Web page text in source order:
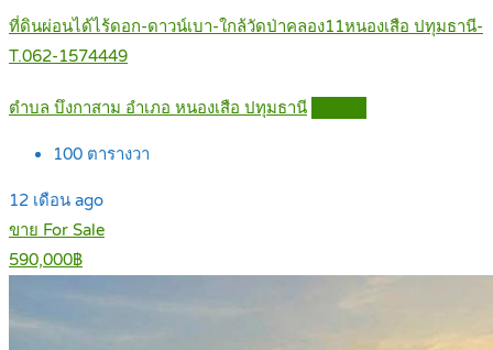
ที่ดินผ่อนได้ไร้ดอก-ดาวน์เบา-ใกล้วัดป่าคลอง11หนองเสือ ปทุมธานี-
T.062-1574449
ตำบล บึงกาสาม อำเภอ หนองเสือ ปทุมธานี
100 ตารางวา
12 เดือน ago
ขาย For Sale
590,000฿